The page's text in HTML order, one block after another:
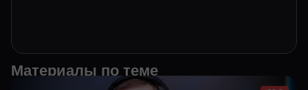
Материалы по теме